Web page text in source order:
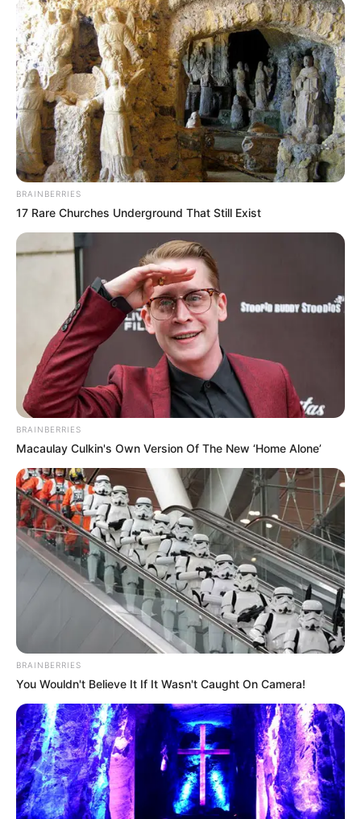
BRAINBERRIES
17 Rare Churches Underground That Still Exist
BRAINBERRIES
Macaulay Culkin's Own Version Of The New ‘Home Alone’
BRAINBERRIES
You Wouldn't Believe It If It Wasn't Caught On Camera!